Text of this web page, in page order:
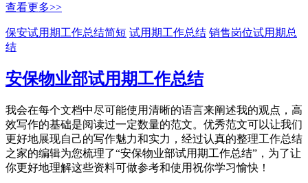
查看更多>>
保安试用期工作总结简短 试用期工作总结 销售岗位试用期总
结
安保物业部试用期工作总结
我会在每个文档中尽可能使用清晰的语言来阐述我的观点，高
效写作的基础是阅读过一定数量的范文。优秀范文可以让我们
更好地展现自己的写作魅力和实力，经过认真的整理工作总结
之家的编辑为您梳理了“安保物业部试用期工作总结”，为了让
你更好地理解这些资料可做参考和使用祝你学习愉快！